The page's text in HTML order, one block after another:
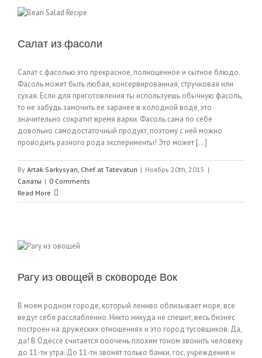
Салат из фасоли
Салат с фасолью это прекрасное, полноценное и сытное блюдо.
Фасоль может быть любая, консервированная, стручковая или
сухая. Если для приготовления ты используешь обычную фасоль,
то не забудь замочить ее заранее в холодной воде, это
значительно сократит время варки. Фасоль сама по себе
довольно самодостаточный продукт, поэтому с ней можно
проводить разного рода эксперименты! Это может [...]
By Artak Sarkysyan, Chef at Tatevatun | Ноябрь 20th, 2015 |
Салаты | 0 Comments
Read More
Рагу из овощей в сковороде Вок
В моем родном городе, который лениво облизывает море, все
ведут себя расслабленно. Никто никуда не спешит, весь бизнес
построен на дружеских отношениях и это город тусовщиков. Да,
да! В Одессе считается ооочень плохим тоном звонить человеку
до 11-ти утра. До 11-ти звонят только банки, гос. учреждения и